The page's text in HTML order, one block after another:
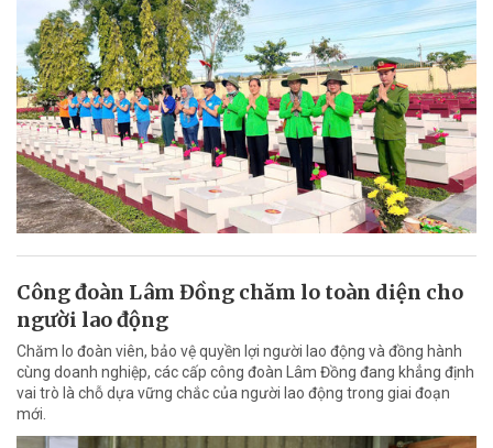
Công đoàn Lâm Đồng chăm lo toàn diện cho
người lao động
Chăm lo đoàn viên, bảo vệ quyền lợi người lao động và đồng hành
cùng doanh nghiệp, các cấp công đoàn Lâm Đồng đang khẳng định
vai trò là chỗ dựa vững chắc của người lao động trong giai đoạn
mới.